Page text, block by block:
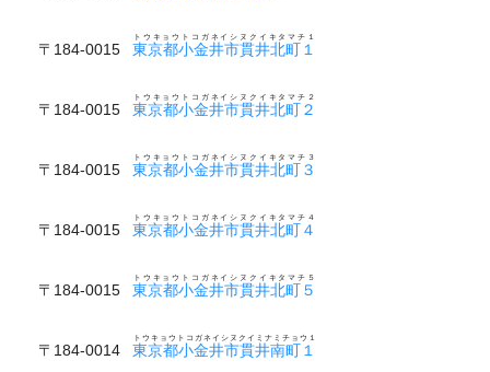
〒184-0015 東京都小金井市貫井北町１
トウキョウトコガネイシヌクイキタマチ１
〒184-0015 東京都小金井市貫井北町２
トウキョウトコガネイシヌクイキタマチ２
〒184-0015 東京都小金井市貫井北町３
トウキョウトコガネイシヌクイキタマチ３
〒184-0015 東京都小金井市貫井北町４
トウキョウトコガネイシヌクイキタマチ４
〒184-0015 東京都小金井市貫井北町５
トウキョウトコガネイシヌクイキタマチ５
〒184-0014 東京都小金井市貫井南町１
トウキョウトコガネイシヌクイミナミチョウ１